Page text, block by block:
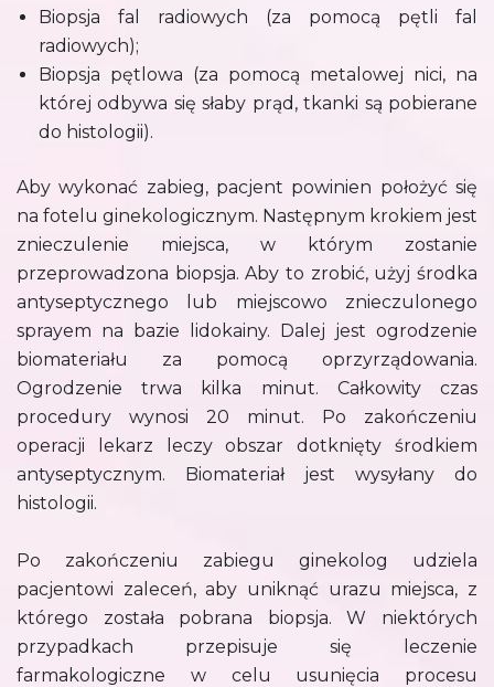
Biopsja fal radiowych (za pomocą pętli fal
radiowych);
Biopsja pętlowa (za pomocą metalowej nici, na
której odbywa się słaby prąd, tkanki są pobierane
do histologii).
Aby wykonać zabieg, pacjent powinien położyć się
na fotelu ginekologicznym. Następnym krokiem jest
znieczulenie miejsca, w którym zostanie
przeprowadzona biopsja. Aby to zrobić, użyj środka
antyseptycznego lub miejscowo znieczulonego
sprayem na bazie lidokainy. Dalej jest ogrodzenie
biomateriału za pomocą oprzyrządowania.
Ogrodzenie trwa kilka minut. Całkowity czas
procedury wynosi 20 minut. Po zakończeniu
operacji lekarz leczy obszar dotknięty środkiem
antyseptycznym. Biomateriał jest wysyłany do
histologii.
Po zakończeniu zabiegu ginekolog udziela
pacjentowi zaleceń, aby uniknąć urazu miejsca, z
którego została pobrana biopsja. W niektórych
przypadkach przepisuje się leczenie
farmakologiczne w celu usunięcia procesu